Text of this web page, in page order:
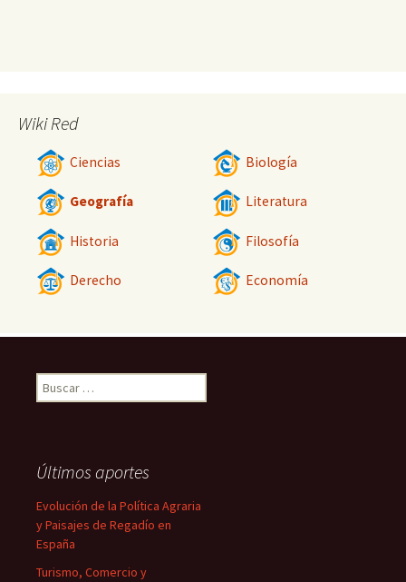
Wiki Red
Ciencias Biología
Geografía Literatura
Historia Filosofía
Derecho Economía
Buscar:
Últimos aportes
Evolución de la Política Agraria
y Paisajes de Regadío en
España
Turismo, Comercio y